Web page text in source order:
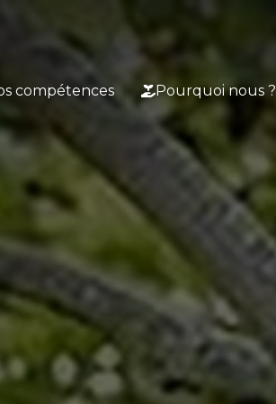
compétences Pourquoi nous ?